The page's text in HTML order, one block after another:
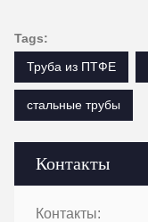
Контакты
Контакты:
Tags:
Труба из ПТФЕ
стальные трубы